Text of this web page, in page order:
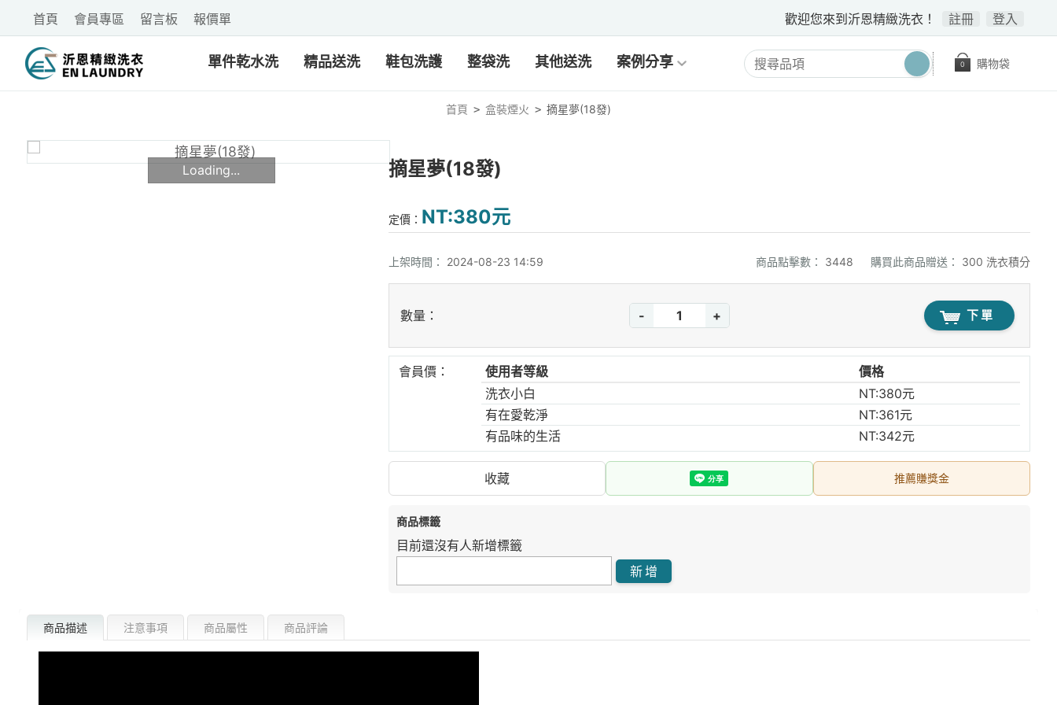
歡迎您來到沂恩精緻洗衣！ 註冊 登入
首頁 會員專區 留言板 報價單
單件乾水洗 精品送洗 鞋包洗護 整袋洗 其他送洗 案例分享 購物袋
0
首頁 > 盒裝煙火 > 摘星夢(18發)
摘星夢(18發)
定價： NT:380元
上架時間： 2024-08-23 14:59 商品點擊數： 3448 購買此商品贈送： 300 洗衣積分
數量： - + 下單
會員價： 使用者等級
價格
洗衣小白
NT:380元
有在愛乾淨
NT:361元
有品味的生活
NT:342元
收藏 推薦賺獎金
商品標籤
目前還沒有人新增標籤
Loading...
商品描述 注意事項 商品屬性 商品評論